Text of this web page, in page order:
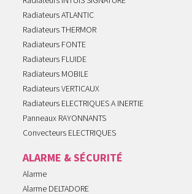
Radiateurs ATLANTIC
Radiateurs THERMOR
Radiateurs FONTE
Radiateurs FLUIDE
Radiateurs MOBILE
Radiateurs VERTICAUX
Radiateurs ELECTRIQUES A INERTIE
Panneaux RAYONNANTS
Convecteurs ELECTRIQUES
ALARME & SÉCURITÉ
Alarme
Alarme DELTADORE